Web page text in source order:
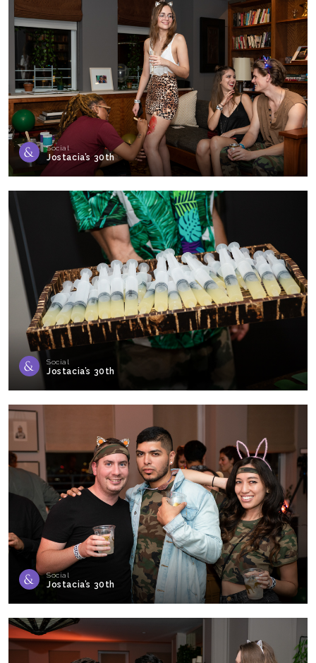
Social
Jostacia’s 30th
Social
Jostacia’s 30th
Social
Jostacia’s 30th